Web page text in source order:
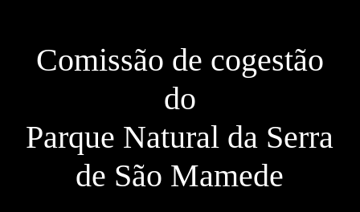
Comissão de cogestão
do
Parque Natural da Serra
de São Mamede